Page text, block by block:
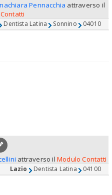
Pennacchia attraverso il
Dentista Latina Sonnino 04010
attraverso il Modulo Contatti
Lazio Dentista Latina 04100